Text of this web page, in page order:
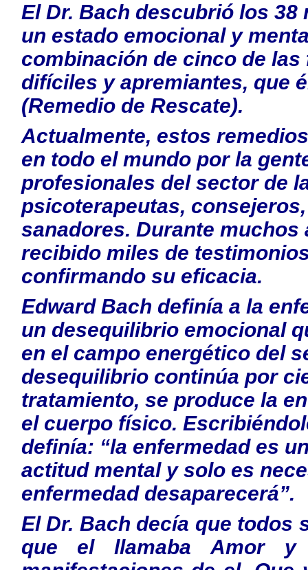
El Dr. Bach descubrió los
un estado emocional y
combinación de cinco de
difíciles y apremiantes, que
(Remedio de Rescate).
Actualmente, estos
en todo el mundo por la
profesionales del sector de
psicoterapeutas,
sanadores. Durante muchos
recibido miles de
confirmando su eficacia.
Edward Bach definía a la
un desequilibrio emocional
en el campo energético del
desequilibrio continúa por
tratamiento, se produce la
el cuerpo físico.
definía: “la enfermedad es
actitud mental y solo es
enfermedad desaparecerá”.
El Dr. Bach decía que todos
que el llamaba Amor